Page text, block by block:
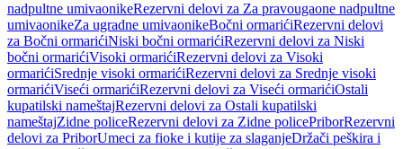
nadpultne umivaonikeRezervni delovi za Za pravougaone nadpultne
umivaonikeZa ugradne umivaonikeBočni ormarićiRezervni delovi
za Bočni ormarićiNiski bočni ormarićiRezervni delovi za Niski
bočni ormarićiVisoki ormarićiRezervni delovi za Visoki
ormarićiSrednje visoki ormarićiRezervni delovi za Srednje visoki
ormarićiViseći ormarićiRezervni delovi za Viseći ormarićiOstali
kupatilski nameštajRezervni delovi za Ostali kupatilski
nameštajZidne policeRezervni delovi za Zidne policePriborRezervni
delovi za PriborUmeci za fioke i kutije za slaganjeDržači peškira i